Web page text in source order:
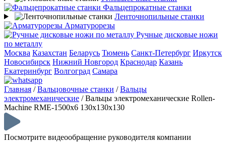
Фальцепрокатные станки
Ленточнопильные станки
Арматурорезы
Ручные дисковые ножи
по металлу
Москва Казахстан Беларусь Тюмень Санкт-Петербург Иркутск
Новосибирск Нижний Новгород Краснодар Казань
Екатеринбург Волгоград Самара
Главная /Вальцовочные станки /Вальцы
электромеханические /Вальцы электромеханические Rollen-
Machine RME-1500х6 130х130х130
Посмотрите видеообращение руководителя компании